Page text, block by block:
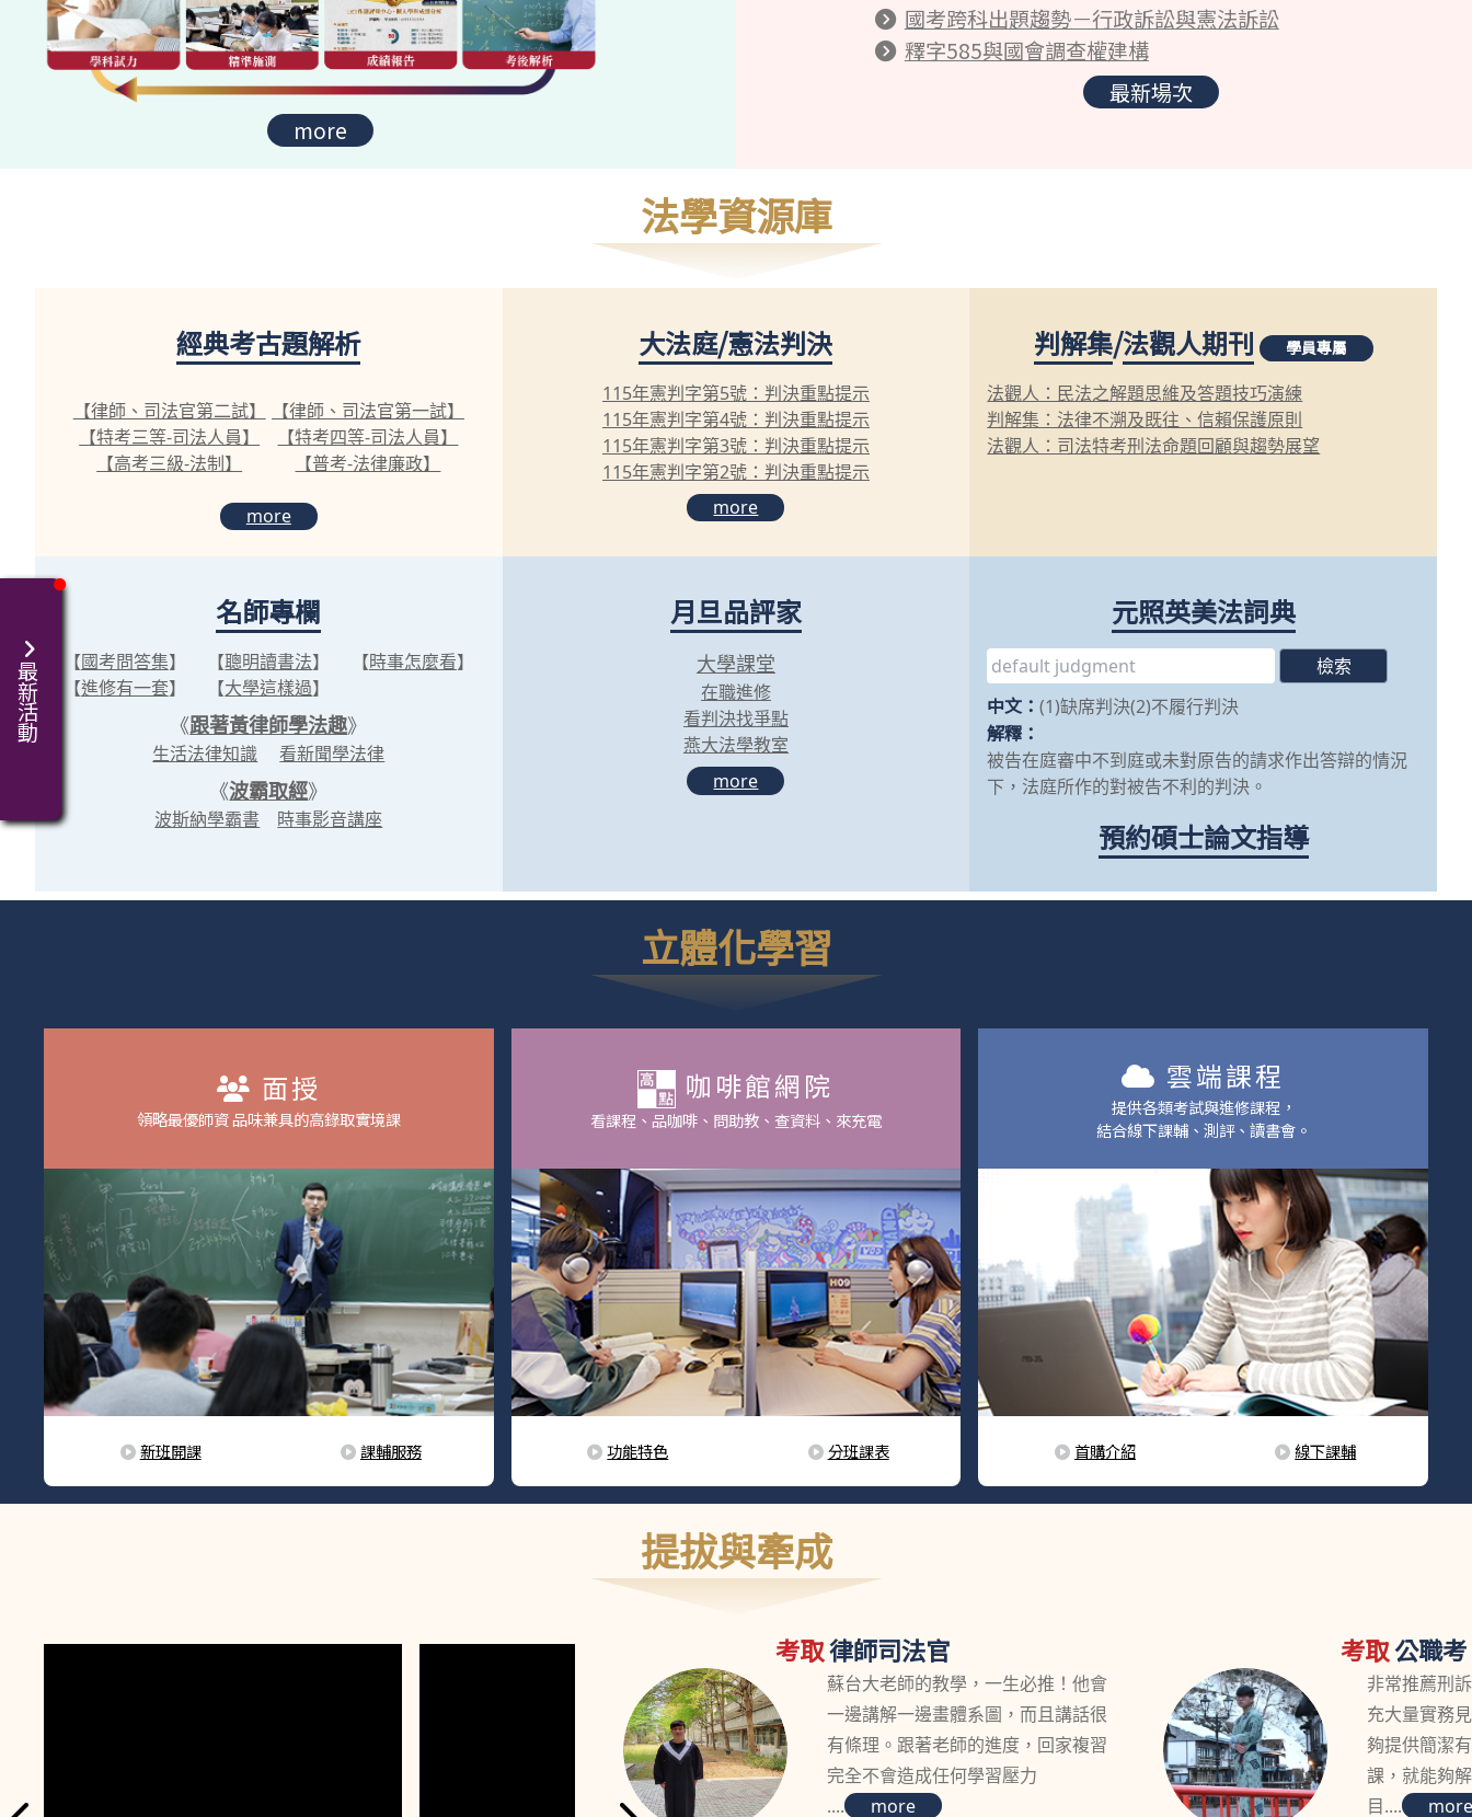
more
國考跨科出題趨勢－行政訴訟與憲法訴訟
釋字585與國會調查權建構
最新場次
法學資源庫
經典考古題解析
【律師、司法官第二試】
【律師、司法官第一試】
【特考三等-司法人員】
【特考四等-司法人員】
【高考三級-法制】
【普考-法律廉政】
more
大法庭/憲法判決
115年憲判字第5號：判決重點提示
115年憲判字第4號：判決重點提示
115年憲判字第3號：判決重點提示
115年憲判字第2號：判決重點提示
more
判解集/法觀人期刊 學員專屬
法觀人：民法之解題思維及答題技巧演練
判解集：法律不溯及既往、信賴保護原則
法觀人：司法特考刑法命題回顧與趨勢展望
名師專欄
【國考問答集】 【聰明讀書法】 【時事怎麼看】
【進修有一套】 【大學這樣過】
《跟著黃律師學法趣》
生活法律知識 看新聞學法律
《波霸取經》
波斯納學霸書 時事影音講座
月旦品評家
大學課堂
在職進修
看判決找爭點
燕大法學教室
more
元照英美法詞典
中文：(1)缺席判決(2)不履行判決
解釋：
被告在庭審中不到庭或未對原告的請求作出答辯的情況
下，法庭所作的對被告不利的判決。
預約碩士論文指導
立體化學習
面授
領略最優師資 品味兼具的高錄取實境課
新班開課 課輔服務
咖啡館網院
看課程、品咖啡、問助教、查資料、來充電
功能特色 分班課表
雲端課程
提供各類考試與進修課程，
結合線下課輔、測評、讀書會。
首購介紹 線下課輔
提拔與牽成
考取律師司法官
蘇台大老師的教學，一生必推！他會
一邊講解一邊畫體系圖，而且講話很
有條理。跟著老師的進度，回家複習
完全不會造成任何學習壓力
....
more
考取公職考
非常推薦刑
充大量實務
夠提供簡潔
課，就能夠
目....
最新活動